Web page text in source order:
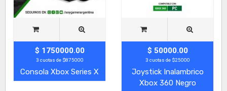
$ 1750000.00
3 cuotas de $875000
Consola Xbox Series X
$ 50000.00
3 cuotas de $25000
Joystick Inalambrico
Xbox 360 Negro